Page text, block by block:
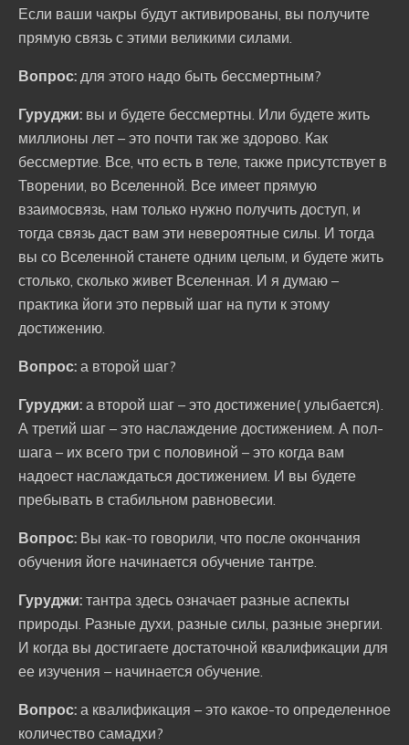
Если ваши чакры будут активированы, вы получите
прямую связь с этими великими силами.
Вопрос: для этого надо быть бессмертным?
Гуруджи: вы и будете бессмертны. Или будете жить
миллионы лет – это почти так же здорово. Как
бессмертие. Все, что есть в теле, также присутствует в
Творении, во Вселенной. Все имеет прямую
взаимосвязь, нам только нужно получить доступ, и
тогда связь даст вам эти невероятные силы. И тогда
вы со Вселенной станете одним целым, и будете жить
столько, сколько живет Вселенная. И я думаю –
практика йоги это первый шаг на пути к этому
достижению.
Вопрос: а второй шаг?
Гуруджи: а второй шаг – это достижение( улыбается).
А третий шаг – это наслаждение достижением. А пол-
шага – их всего три с половиной – это когда вам
надоест наслаждаться достижением. И вы будете
пребывать в стабильном равновесии.
Вопрос: Вы как-то говорили, что после окончания
обучения йоге начинается обучение тантре.
Гуруджи: тантра здесь означает разные аспекты
природы. Разные духи, разные силы, разные энергии.
И когда вы достигаете достаточной квалификации для
ее изучения – начинается обучение.
Вопрос: а квалификация – это какое-то определенное
количество самадхи?